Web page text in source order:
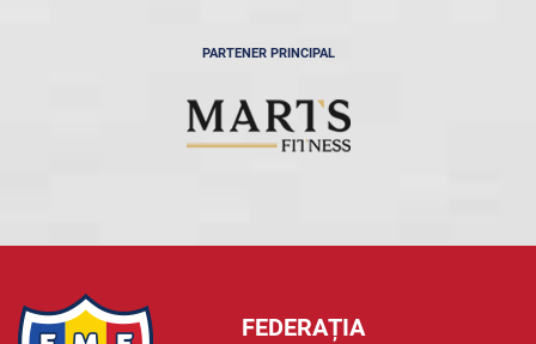
PARTENER PRINCIPAL
FEDERAȚIA